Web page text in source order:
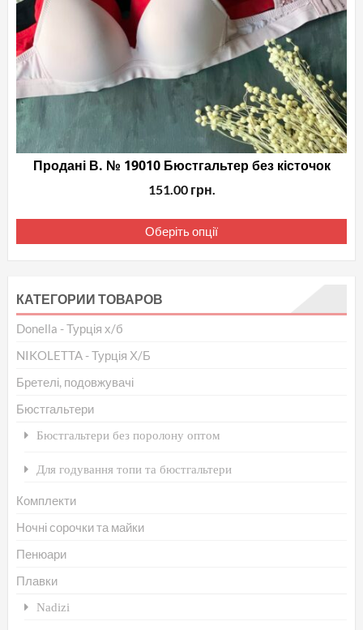
Продані В. № 19010 Бюстгальтер без кісточок
151.00 грн.
Оберіть опції
КАТЕГОРИИ ТОВАРОВ
Donella - Турція х/б
NIKOLETTA - Турція Х/Б
Бретелі, подовжувачі
Бюстгальтери
Бюстгальтери без поролону оптом
Для годування топи та бюстгальтери
Комплекти
Ночні сорочки та майки
Пенюари
Плавки
Nadizi